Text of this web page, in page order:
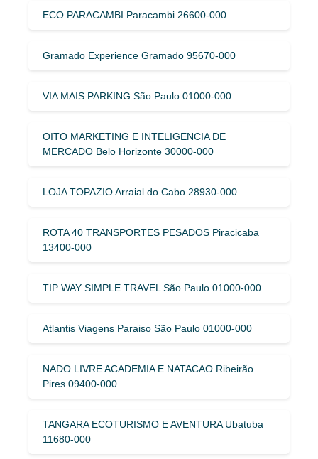
ECO PARACAMBI Paracambi 26600-000
Gramado Experience Gramado 95670-000
VIA MAIS PARKING São Paulo 01000-000
OITO MARKETING E INTELIGENCIA DE
MERCADO Belo Horizonte 30000-000
LOJA TOPAZIO Arraial do Cabo 28930-000
ROTA 40 TRANSPORTES PESADOS Piracicaba
13400-000
TIP WAY SIMPLE TRAVEL São Paulo 01000-000
Atlantis Viagens Paraiso São Paulo 01000-000
NADO LIVRE ACADEMIA E NATACAO Ribeirão
Pires 09400-000
TANGARA ECOTURISMO E AVENTURA Ubatuba
11680-000